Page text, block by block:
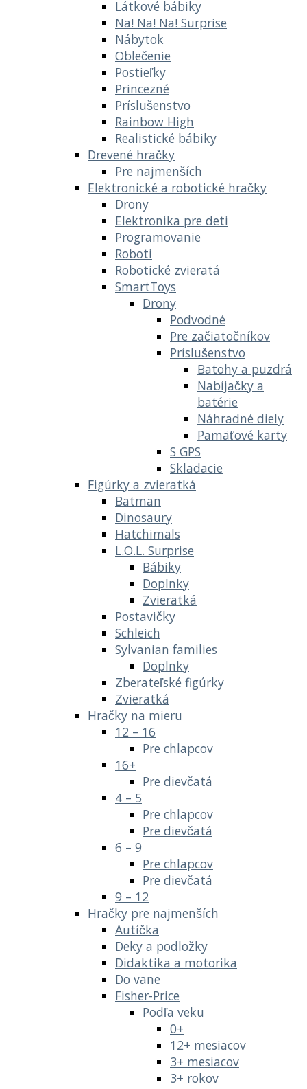
Látkové bábiky
Na! Na! Na! Surprise
Nábytok
Oblečenie
Postieľky
Princezné
Príslušenstvo
Rainbow High
Realistické bábiky
Drevené hračky
Pre najmenších
Elektronické a robotické hračky
Drony
Elektronika pre deti
Programovanie
Roboti
Robotické zvieratá
SmartToys
Drony
Podvodné
Pre začiatočníkov
Príslušenstvo
Batohy a puzdrá
Nabíjačky a
batérie
Náhradné diely
Pamäťové karty
S GPS
Skladacie
Figúrky a zvieratká
Batman
Dinosaury
Hatchimals
L.O.L. Surprise
Bábiky
Doplnky
Zvieratká
Postavičky
Schleich
Sylvanian families
Doplnky
Zberateľské figúrky
Zvieratká
Hračky na mieru
12 – 16
Pre chlapcov
16+
Pre dievčatá
4 – 5
Pre chlapcov
Pre dievčatá
6 – 9
Pre chlapcov
Pre dievčatá
9 – 12
Hračky pre najmenších
Autíčka
Deky a podložky
Didaktika a motorika
Do vane
Fisher-Price
Podľa veku
0+
12+ mesiacov
3+ mesiacov
3+ rokov